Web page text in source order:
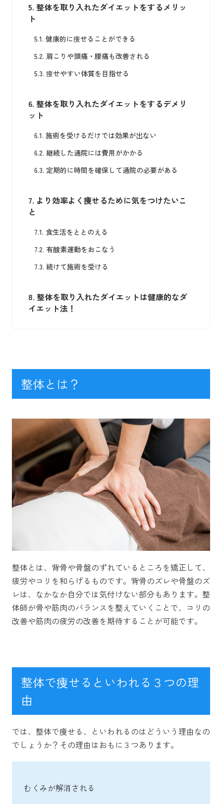
5. 整体を取り入れたダイエットをするメリッ
ト
5.1. 健康的に痩せることができる
5.2. 肩こりや頭痛・腰痛も改善される
5.3. 痩せやすい体質を目指せる
6. 整体を取り入れたダイエットをするデメリ
ット
6.1. 施術を受けるだけでは効果が出ない
6.2. 継続した通院には費用がかかる
6.3. 定期的に時間を確保して通院の必要がある
7. より効率よく痩せるために気をつけたいこ
と
7.1. 食生活をととのえる
7.2. 有酸素運動をおこなう
7.3. 続けて施術を受ける
8. 整体を取り入れたダイエットは健康的なダ
イエット法！
整体とは？
整体とは、背骨や骨盤のずれているところを矯正して、
疲労やコリを和らげるものです。背骨のズレや骨盤のズ
レは、なかなか自分では気付けない部分もあります。整
体師が骨や筋肉のバランスを整えていくことで、コリの
改善や筋肉の疲労の改善を期待することが可能です。
整体で痩せるといわれる３つの理
由
では、整体で痩せる、といわれるのはどういう理由なの
でしょうか？その理由はおもに３つあります。
むくみが解消される